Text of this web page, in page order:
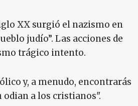
XX surgió el nazismo en
judío”. Las acciones de
trágico intento.
y, a menudo, encontrarás
odian a los cristianos".